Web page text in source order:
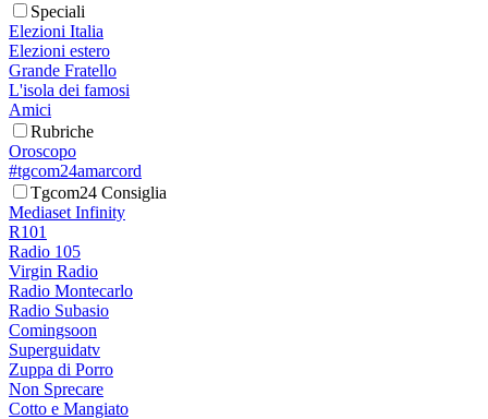
Speciali
Elezioni Italia
Elezioni estero
Grande Fratello
L'isola dei famosi
Amici
Rubriche
Oroscopo
#tgcom24amarcord
Tgcom24 Consiglia
Mediaset Infinity
R101
Radio 105
Virgin Radio
Radio Montecarlo
Radio Subasio
Comingsoon
Superguidatv
Zuppa di Porro
Non Sprecare
Cotto e Mangiato